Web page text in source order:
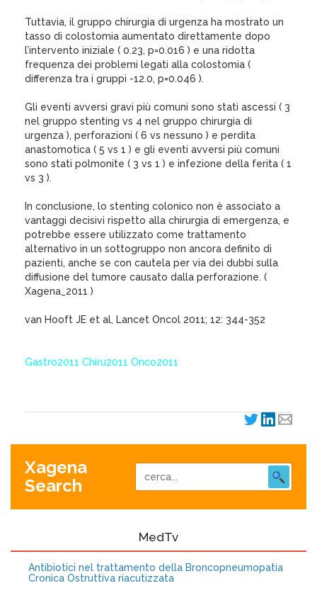
Tuttavia, il gruppo chirurgia di urgenza ha mostrato un
tasso di colostomia aumentato direttamente dopo
l’intervento iniziale ( 0.23, p=0.016 ) e una ridotta
frequenza dei problemi legati alla colostomia (
differenza tra i gruppi -12.0, p=0.046 ).
Gli eventi avversi gravi più comuni sono stati ascessi ( 3
nel gruppo stenting vs 4 nel gruppo chirurgia di
urgenza ), perforazioni ( 6 vs nessuno ) e perdita
anastomotica ( 5 vs 1 ) e gli eventi avversi più comuni
sono stati polmonite ( 3 vs 1 ) e infezione della ferita ( 1
vs 3 ).
In conclusione, lo stenting colonico non è associato a
vantaggi decisivi rispetto alla chirurgia di emergenza, e
potrebbe essere utilizzato come trattamento
alternativo in un sottogruppo non ancora definito di
pazienti, anche se con cautela per via dei dubbi sulla
diffusione del tumore causato dalla perforazione. (
Xagena_2011 )
van Hooft JE et al, Lancet Oncol 2011; 12: 344-352
Gastro2011 Chiru2011 Onco2011
Xagena
Search
MedTv
Antibiotici nel trattamento della Broncopneumopatia
Cronica Ostruttiva riacutizzata